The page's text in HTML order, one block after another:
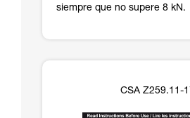
siempre que no supere 8 kN.
CSA Z259.11-